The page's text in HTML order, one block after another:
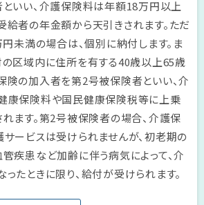
いい、介護保険料は年額18万円以上
給者の年金額から天引きされます。ただ
円未満の場合は、個別に納付します。ま
の区域内に住所を有する40歳以上65歳
険の加入者を第2号被保険者といい、介
康保険料や国民健康保険税等に上乗
ます。第2号被保険者の場合、介護保
サービスは受けられませんが、初老期の
疾患など加齢に伴う病気によって、介
たときに限り、給付が受けられます。